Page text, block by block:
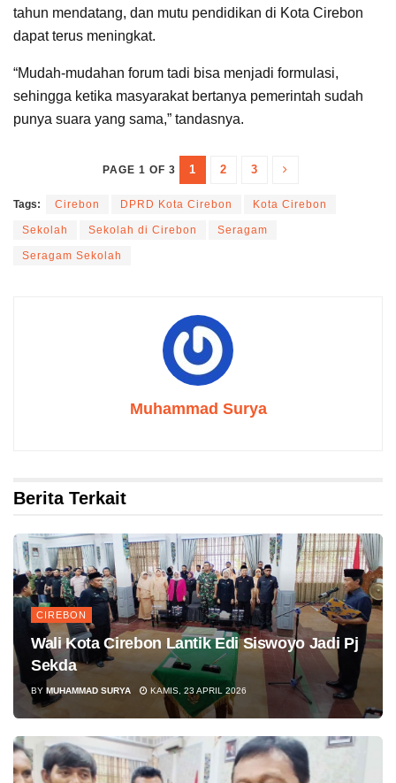
tahun mendatang, dan mutu pendidikan di Kota Cirebon
dapat terus meningkat.
“Mudah-mudahan forum tadi bisa menjadi formulasi,
sehingga ketika masyarakat bertanya pemerintah sudah
punya suara yang sama,” tandasnya.
PAGE 1 OF 3 1 2 3
Tags: Cirebon DPRD Kota Cirebon Kota Cirebon
Sekolah Sekolah di Cirebon Seragam
Seragam Sekolah
Muhammad Surya
Berita Terkait
CIREBON
Wali Kota Cirebon Lantik Edi Siswoyo Jadi Pj
Sekda
BY MUHAMMAD SURYA KAMIS, 23 APRIL 2026